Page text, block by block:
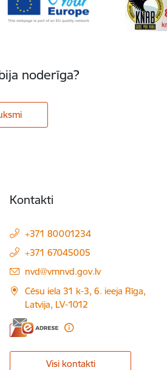
noderīga?
Kontakti
+371 80001234
+371 67045005
E-pasts:
nvd@vmnvd.gov.lv
Cēsu iela 31 k-3, 6. ieeja Rīga,
Latvija, LV-1012
Visi kontakti